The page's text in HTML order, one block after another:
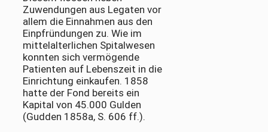
Zuwendungen aus Legaten vor
allem die Einnahmen aus den
Einpfründungen zu. Wie im
mittelalterlichen Spitalwesen
konnten sich vermögende
Patienten auf Lebenszeit in die
Einrichtung einkaufen. 1858
hatte der Fond bereits ein
Kapital von 45.000 Gulden
(Gudden 1858a, S. 606 ff.).